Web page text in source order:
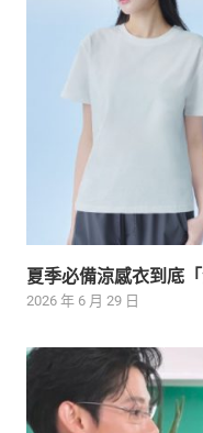
夏季必備涼感衣到底
2026 年 6 月 29 日